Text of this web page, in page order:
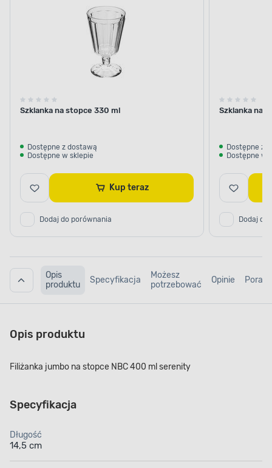
Szklanka na stopce 330 ml
Dostępne z dostawą
Dostępne w sklepie
Kup teraz
Dodaj do porównania
Szklanka na
Dostępne z
Dostępne w
Dodaj do
Opis
produktu
Specyfikacja
Możesz
potrzebować
Opinie Porady
Opis produktu
Filiżanka jumbo na stopce NBC 400 ml serenity
Specyfikacja
Długość
14,5 cm